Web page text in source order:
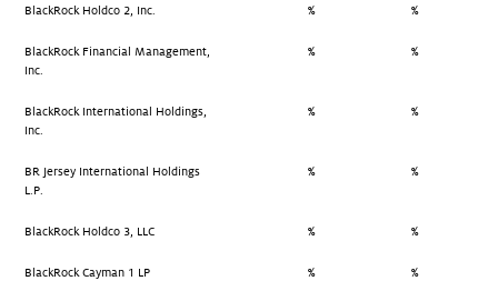
BlackRock Holdco 2, Inc. % %
BlackRock Financial Management,
Inc.
% %
BlackRock International Holdings,
Inc.
% %
BR Jersey International Holdings
L.P.
% %
BlackRock Holdco 3, LLC % %
BlackRock Cayman 1 LP % %